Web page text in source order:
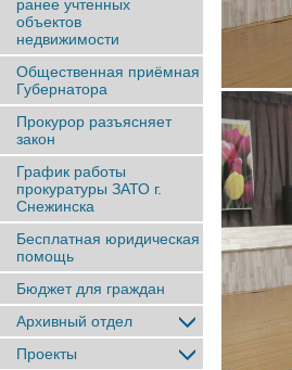
ранее учтенныx
объектов
недвижимости
Общественная приёмная
Губернатора
Прокурор разъясняет
закон
График работы
прокуратуры ЗАТО г.
Снежинска
Бесплатная юридическая
помощь
Бюджет для граждан
Архивный отдел
Проекты